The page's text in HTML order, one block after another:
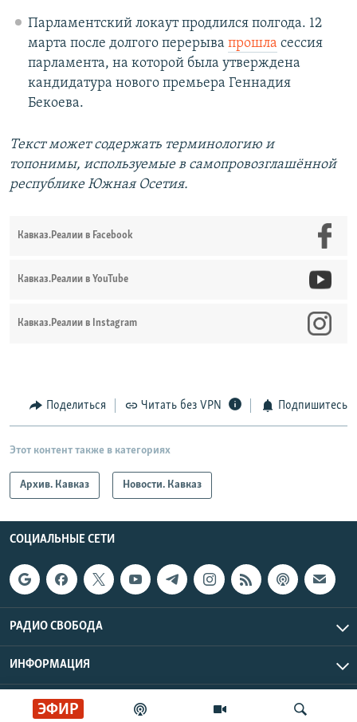
ЭФИР
Парламентский локаут продлился полгода. 12
марта после долгого перерыва прошла сессия
парламента, на которой была утверждена
кандидатура нового премьера Геннадия
Бекоева.
Текст может содержать терминологию и
топонимы, используемые в самопровозглашённой
республике Южная Осетия.
Кавказ.Реалии в Facebook
Кавказ.Реалии в YouTube
Кавказ.Реалии в Instagram
Поделиться Читать без VPN Подпишитесь
Этот контент также в категориях
Архив. Кавказ Новости. Кавказ
СОЦИАЛЬНЫЕ СЕТИ
РАДИО СВОБОДА
ИНФОРМАЦИЯ
Радио Свобода © 2026 RFE/RL, Inc. | Все права защищены.